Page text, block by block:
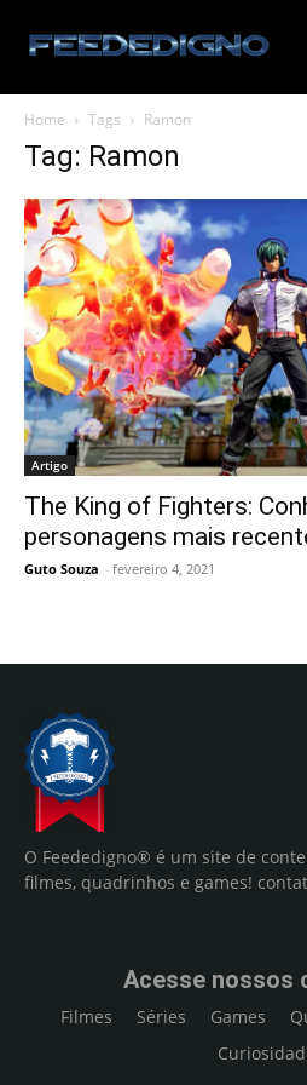
Home Tags Ramon
Tag: Ramon
Artigo
The King of Fighters:
personagens mais
Guto Souza - fevereiro 4, 2021
O Feededigno® é um site de
filmes, quadrinhos e games!
Acesse nossos
Filmes Séries Games